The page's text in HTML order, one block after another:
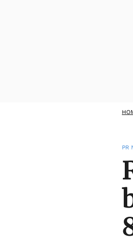
PR